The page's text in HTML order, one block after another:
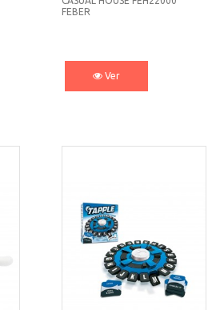
FEBER
Ver